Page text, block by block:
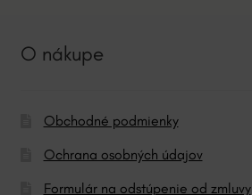
O nákupe
Obchodné podmienky
Ochrana osobných údajov
Formulár na odstúpenie od zmluvy